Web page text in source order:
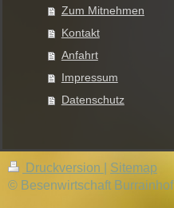
Zum Mitnehmen
Kontakt
Anfahrt
Impressum
Datenschutz
Druckversion
Sitemap
© Besenwirtschaft Burrainhof